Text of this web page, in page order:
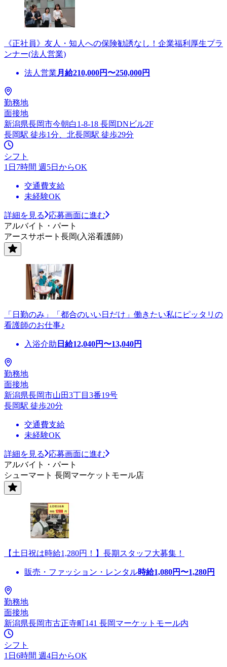
《正社員》友人・知人への保険勧誘なし！企業福利厚生プラ
ンナー(法人営業)
法人営業 月給210,000円〜250,000円
勤務地
面接地
新潟県長岡市今朝白1-8-18 長岡DNビル2F
長岡駅 徒歩1分、北長岡駅 徒歩29分
シフト
1日7時間 週5日からOK
交通費支給
未経験OK
詳細を見る
応募画面に進む
アルバイト・パート
アースサポート長岡(入浴看護師)
「日勤のみ」「都合のいい日だけ」働きたい私にピッタリの
看護師のお仕事♪
入浴介助 日給12,040円〜13,040円
勤務地
面接地
新潟県長岡市山田3丁目3番19号
長岡駅 徒歩20分
交通費支給
未経験OK
詳細を見る
応募画面に進む
アルバイト・パート
シューマート 長岡マーケットモール店
【土日祝は時給1,280円！】長期スタッフ大募集！
販売・ファッション・レンタル時給1,080円〜1,280円
勤務地
面接地
新潟県長岡市古正寺町141 長岡マーケットモール内
シフト
1日6時間 週4日からOK